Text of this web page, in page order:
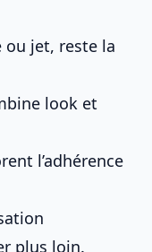
jet, reste la
look et
l’adhérence
plus loin.